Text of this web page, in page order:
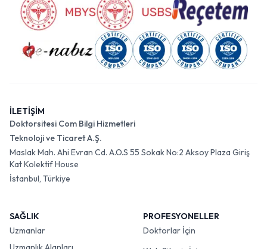
İLETİŞİM
Doktorsitesi Com Bilgi Hizmetleri
Teknoloji ve Ticaret A.Ş.
Maslak Mah. Ahi Evran Cd. A.O.S 55 Sokak No:2 Aksoy Plaza Giriş
Kat Kolektif House
İstanbul, Türkiye
SAĞLIK
Uzmanlar
PROFESYONELLER
Doktorlar İçin